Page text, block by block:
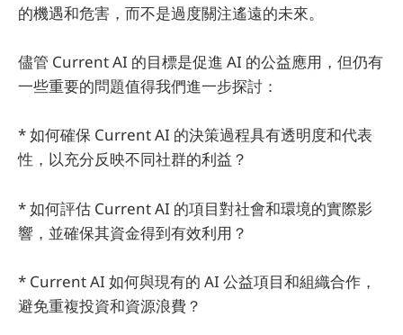
的機遇和危害，而不是過度關注遙遠的未來。
儘管 Current AI 的目標是促進 AI 的公益應用，但仍有
一些重要的問題值得我們進一步探討：
* 如何確保 Current AI 的決策過程具有透明度和代表
性，以充分反映不同社群的利益？
* 如何評估 Current AI 的項目對社會和環境的實際影
響，並確保其資金得到有效利用？
* Current AI 如何與現有的 AI 公益項目和組織合作，
避免重複投資和資源浪費？